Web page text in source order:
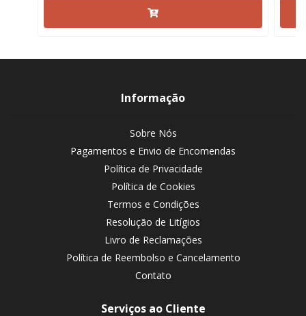
Informação
Sobre Nós
Pagamentos e Envio de Encomendas
Política de Privacidade
Política de Cookies
Termos e Condições
Resolução de Litígios
Livro de Reclamações
Política de Reembolso e Cancelamento
Contato
Serviços ao Cliente